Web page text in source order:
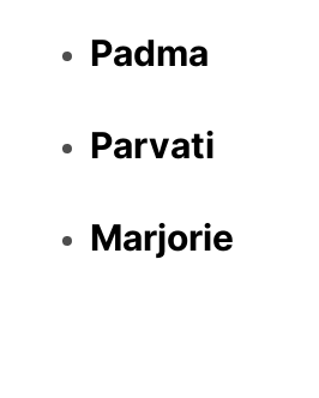
Padma
Parvati
Marjorie